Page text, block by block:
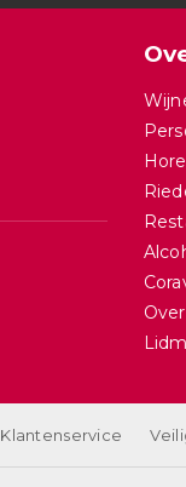
Klantenservice